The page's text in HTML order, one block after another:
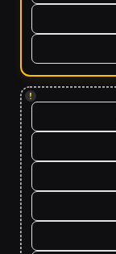
!